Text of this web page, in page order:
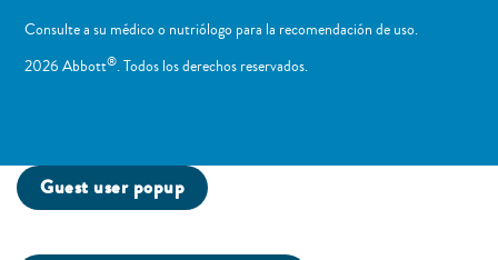
Consulte a su médico o nutriólogo para la recomendación de uso. ​
2026 Abbott®. Todos los derechos reservados.
Guest user popup